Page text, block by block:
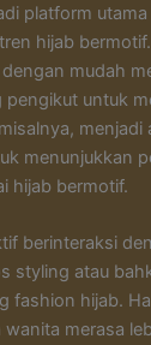
platform
hijab
mudah
untuk
menjadi
menunjukkan
hijab bermotif.
berinteraksi
styling atau
fashion hijab.
merasa